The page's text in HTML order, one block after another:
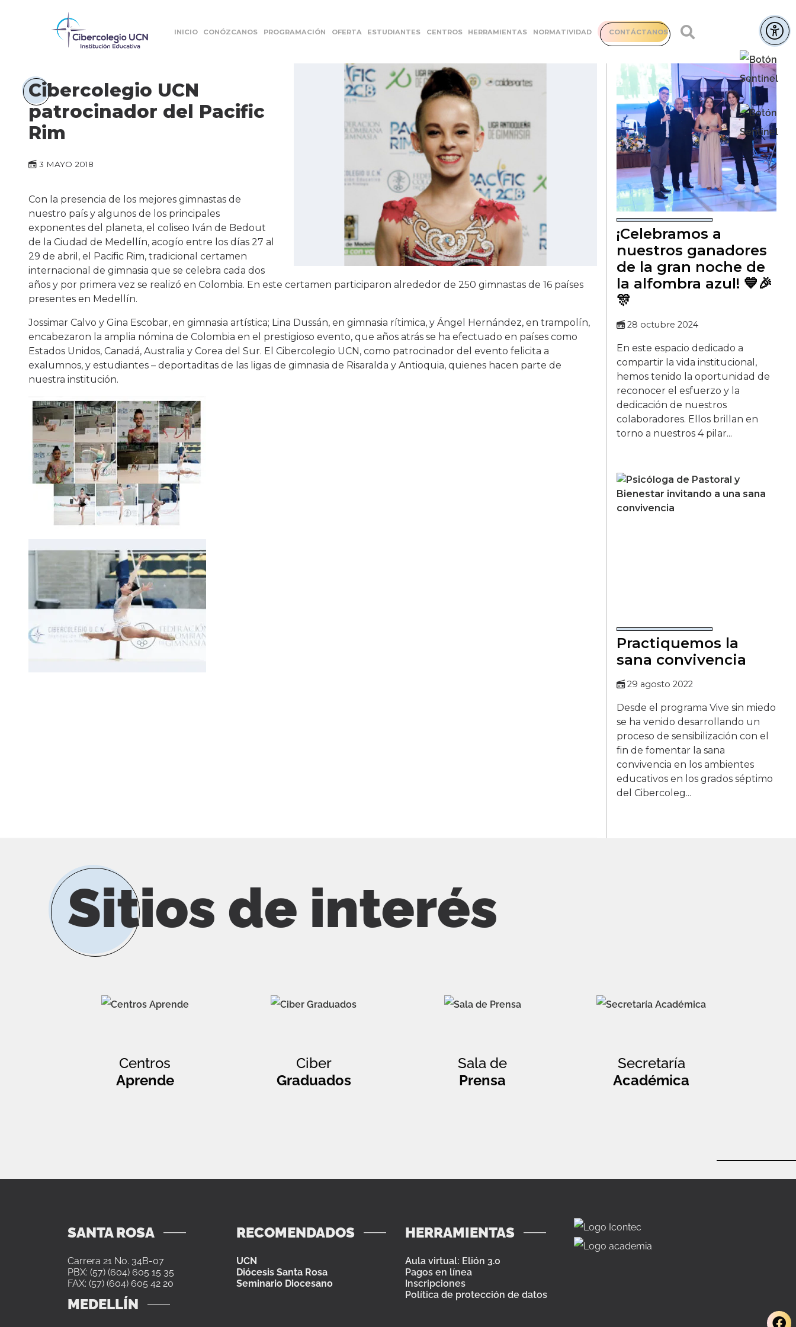
INICIO CONÓZCANOS PROGRAMACIÓN OFERTA ESTUDIANTES CENTROS HERRAMIENTAS NORMATIVIDAD CONTÁCTANOS
Cibercolegio UCN
patrocinador del Pacific
Rim
3 MAYO 2018
Con la presencia de los mejores gimnastas de
nuestro país y algunos de los principales
exponentes del planeta, el coliseo Iván de Bedout
de la Ciudad de Medellín, acogío entre los días 27 al
29 de abril, el Pacific Rim, tradicional certamen
internacional de gimnasia que se celebra cada dos
años y por primera vez se realizó en Colombia. En este certamen participaron alrededor de 250 gimnastas de 16 países
presentes en Medellín.
Jossimar Calvo y Gina Escobar, en gimnasia artística; Lina Dussán, en gimnasia rítimica, y Ángel Hernández, en trampolín,
encabezaron la amplia nómina de Colombia en el prestigioso evento, que años atrás se ha efectuado en países como
Estados Unidos, Canadá, Australia y Corea del Sur. El Cibercolegio UCN, como patrocinador del evento felicita a
exalumnos, y estudiantes – deportaditas de las ligas de gimnasia de Risaralda y Antioquia, quienes hacen parte de
nuestra institución.
¡Celebramos a
nuestros ganadores
de la gran noche de
la alfombra azul! 💙🎉
🎊
28 octubre 2024
En este espacio dedicado a
compartir la vida institucional,
hemos tenido la oportunidad de
reconocer el esfuerzo y la
dedicación de nuestros
colaboradores. Ellos brillan en
torno a nuestros 4 pilar...
Practiquemos la
sana convivencia
29 agosto 2022
Desde el programa Vive sin miedo
se ha venido desarrollando un
proceso de sensibilización con el
fin de fomentar la sana
convivencia en los ambientes
educativos en los grados séptimo
del Cibercoleg...
Sitios de interés
Centros
Aprende
Ciber
Graduados
Sala de
Prensa
Secretaría
Académica
SANTA ROSA
Carrera 21 No. 34B-07
PBX: (57) (604) 605 15 35
FAX: (57) (604) 605 42 20
MEDELLÍN
RECOMENDADOS
UCN
Diócesis Santa Rosa
Seminario Diocesano
HERRAMIENTAS
Aula virtual: Elión 3.0
Pagos en línea
Inscripciones
Política de protección de datos